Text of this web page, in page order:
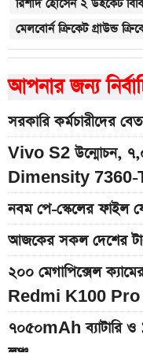
রিশাদ হোসেন ২ উইকেট
মেলবোর্ন ক্রিকেট গ্রাউন্ড
আপনার জন্য
সরকারি কর্মচারীদের
Vivo S2 উন্মোচন,
Dimensity 7360-
নবম পে-স্কেলের ফাইল
আজকের সকল দেশের
২০০ মেগাপিক্সেল
Redmi K100
৭০৫০mAh ব্যাটারি ও